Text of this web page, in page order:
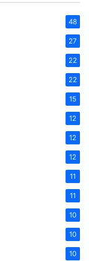
48
27
22
22
15
12
12
12
11
11
10
10
10